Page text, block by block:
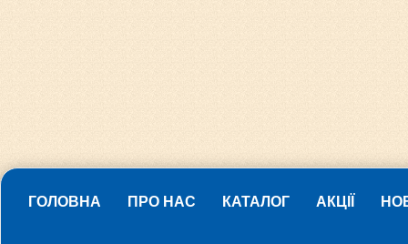
ГОЛОВНА ПРО НАС КАТАЛОГ АКЦІЇ